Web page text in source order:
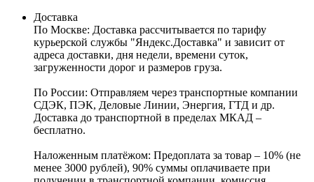
Доставка
По Москве: Доставка рассчитывается по тарифу
курьерской службы "Яндекс.Доставка" и зависит от
адреса доставки, дня недели, времени суток,
загруженности дорог и размеров груза.
По России: Отправляем через транспортные компании
СДЭК, ПЭК, Деловые Линии, Энергия, ГТД и др.
Доставка до транспортной в пределах МКАД –
бесплатно.
Наложенным платёжом: Предоплата за товар – 10% (не
менее 3000 рублей), 90% суммы оплачиваете при